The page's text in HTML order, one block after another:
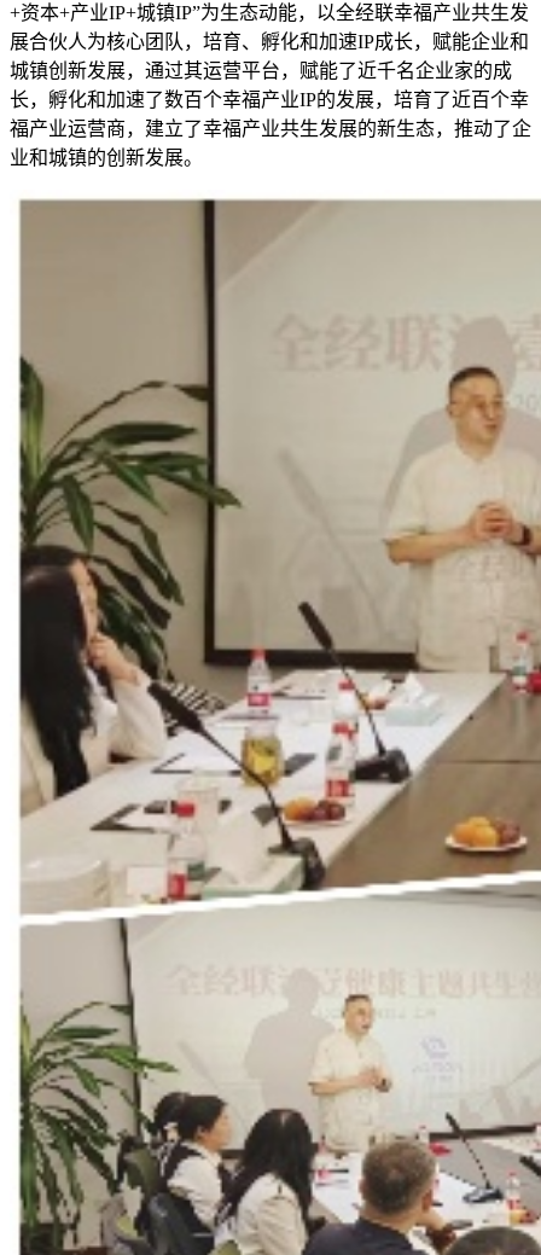
+资本+产业IP+城镇IP”为生态动能，以全经联幸福产业共生发
展合伙人为核心团队，培育、孵化和加速IP成长，赋能企业和
城镇创新发展，通过其运营平台，赋能了近千名企业家的成
长，孵化和加速了数百个幸福产业IP的发展，培育了近百个幸
福产业运营商，建立了幸福产业共生发展的新生态，推动了企
业和城镇的创新发展。